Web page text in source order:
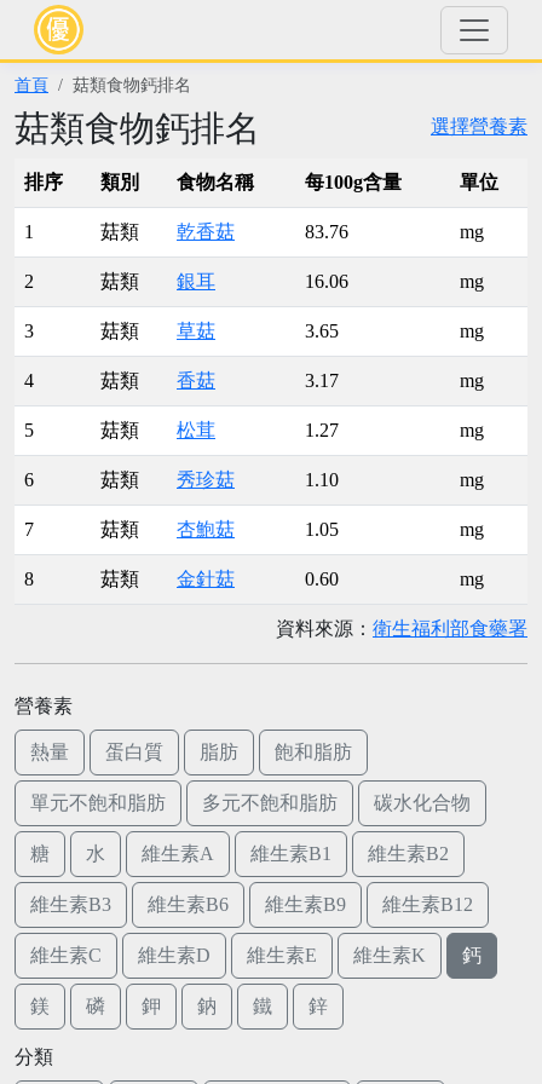
首頁 菇類食物鈣排名
選擇營養素
菇類食物鈣排名
排序 類別 食物名稱 每100g含量 單位
1 菇類 乾香菇 83.76 mg
2 菇類 銀耳 16.06 mg
3 菇類 草菇 3.65 mg
4 菇類 香菇 3.17 mg
5 菇類 松茸 1.27 mg
6 菇類 秀珍菇 1.10 mg
7 菇類 杏鮑菇 1.05 mg
8 菇類 金針菇 0.60 mg
資料來源： 衛生福利部食藥署
營養素
熱量 蛋白質 脂肪 飽和脂肪
單元不飽和脂肪 多元不飽和脂肪 碳水化合物
糖 水 維生素A 維生素B1 維生素B2
維生素B3 維生素B6 維生素B9 維生素B12
維生素C 維生素D 維生素E 維生素K 鈣
鎂 磷 鉀 鈉 鐵 鋅
分類